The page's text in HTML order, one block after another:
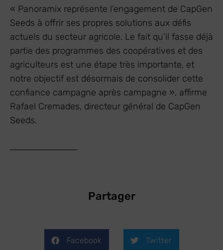
« Panoramix représente l’engagement de CapGen
Seeds à offrir ses propres solutions aux défis
actuels du secteur agricole. Le fait qu’il fasse déjà
partie des programmes des coopératives et des
agriculteurs est une étape très importante, et
notre objectif est désormais de consolider cette
confiance campagne après campagne », affirme
Rafael Cremades, directeur général de CapGen
Seeds.
Partager
Facebook Twitter